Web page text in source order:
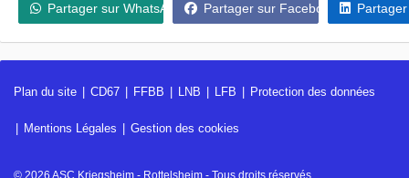
Partager sur WhatsApp Partager sur Facebook
Plan du site CD67 FFBB LNB LFB Protection des données
Mentions Légales Gestion des cookies
© 2026 ASC Kriegsheim - Rottelsheim - Tous droits réservés